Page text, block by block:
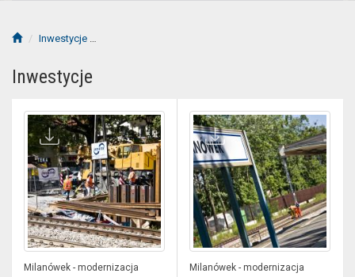
Inwestycje
Inwestycje
Milanówek - modernizacja
Milanówek - modernizacja